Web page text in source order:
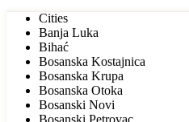
Cities
Banja Luka
Bihać
Bosanska Kostajnica
Bosanska Krupa
Bosanska Otoka
Bosanski Novi
Bosanski Petrovac